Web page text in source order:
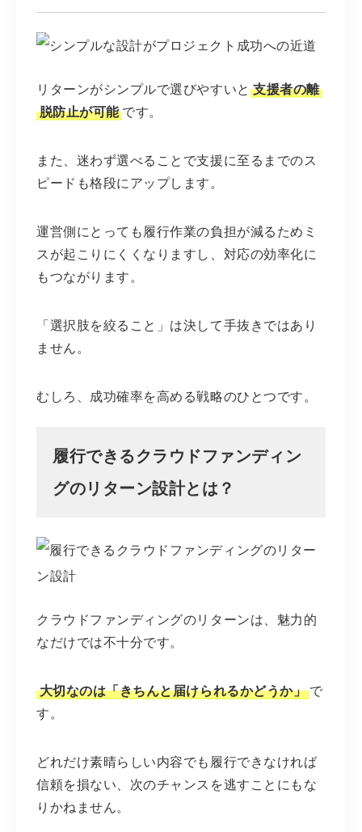
リターンがシンプルで選びやすいと 支援者の離
脱防止が可能 です。
また、迷わず選べることで支援に至るまでのス
ピードも格段にアップします。
運営側にとっても履行作業の負担が減るためミ
スが起こりにくくなりますし、対応の効率化に
もつながります。
「選択肢を絞ること」は決して手抜きではあり
ません。
むしろ、成功確率を高める戦略のひとつです。
履行できるクラウドファンディン
グのリターン設計とは？
クラウドファンディングのリターンは、魅力的
なだけでは不十分です。
大切なのは「きちんと届けられるかどうか」で
す。
どれだけ素晴らしい内容でも履行できなければ
信頼を損ない、次のチャンスを逃すことにもな
りかねません。